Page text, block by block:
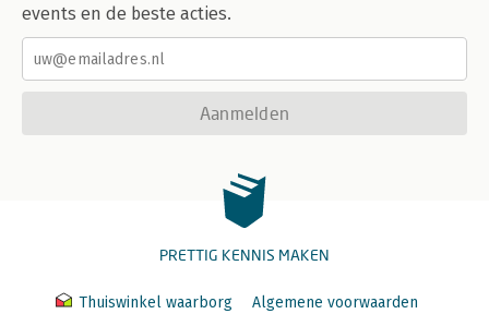
events en de beste acties.
Aanmelden
PRETTIG KENNIS MAKEN
Thuiswinkel waarborg Algemene voorwaarden